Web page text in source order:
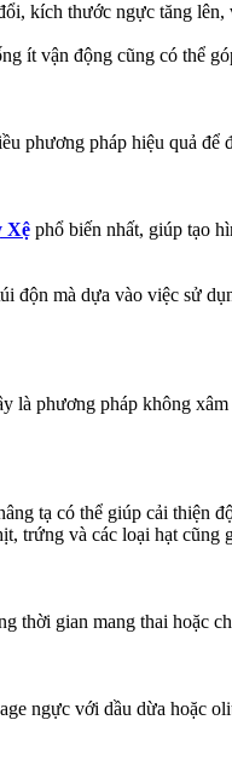
kích thước ngực tăng
ít vận động cũng có thể
pháp hiệu quả
Xệ phổ biến nhất, giúp tạo
mà dựa vào việc sử
là phương pháp không
tạ có thể giúp cải thiện
trứng và các loại hạt cũng
thời gian mang thai hoặc
ngực với dầu dừa hoặc